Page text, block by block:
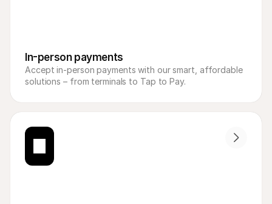
In-person payments
Accept in-person payments with our smart, affordable
solutions – from terminals to Tap to Pay.